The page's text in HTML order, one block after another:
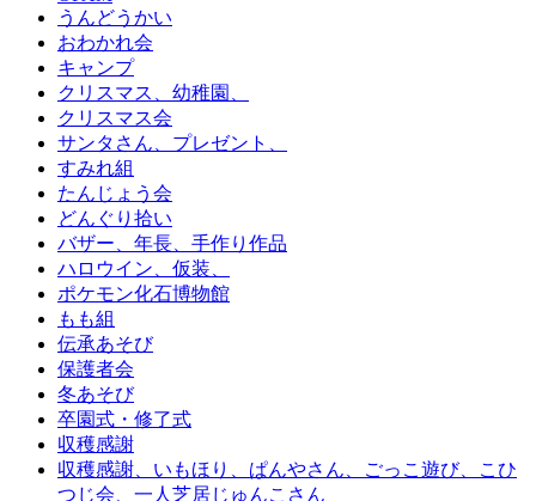
うんどうかい
おわかれ会
キャンプ
クリスマス、幼稚園、
クリスマス会
サンタさん、プレゼント、
すみれ組
たんじょう会
どんぐり拾い
バザー、年長、手作り作品
ハロウイン、仮装、
ポケモン化石博物館
もも組
伝承あそび
保護者会
冬あそび
卒園式・修了式
収穫感謝
収穫感謝、いもほり、ぱんやさん、ごっこ遊び、こひ
つじ会、一人芝居じゅんこさん